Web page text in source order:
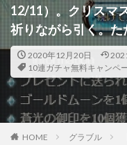
12/11）。クリスマ
祈りながら引く。
2020年12月20日
10連ガチャ無料キャンペ
HOME グラブル